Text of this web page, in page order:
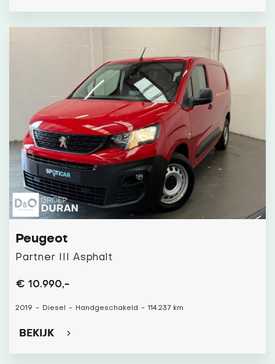
Peugeot
Partner III Asphalt
€ 10.990,-
2019 - Diesel - Handgeschakeld - 114.237 km
BEKIJK